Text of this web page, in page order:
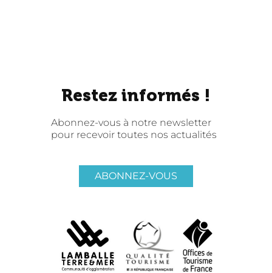
Restez informés !
Abonnez-vous à notre newsletter
pour recevoir toutes nos actualités
ABONNEZ-VOUS